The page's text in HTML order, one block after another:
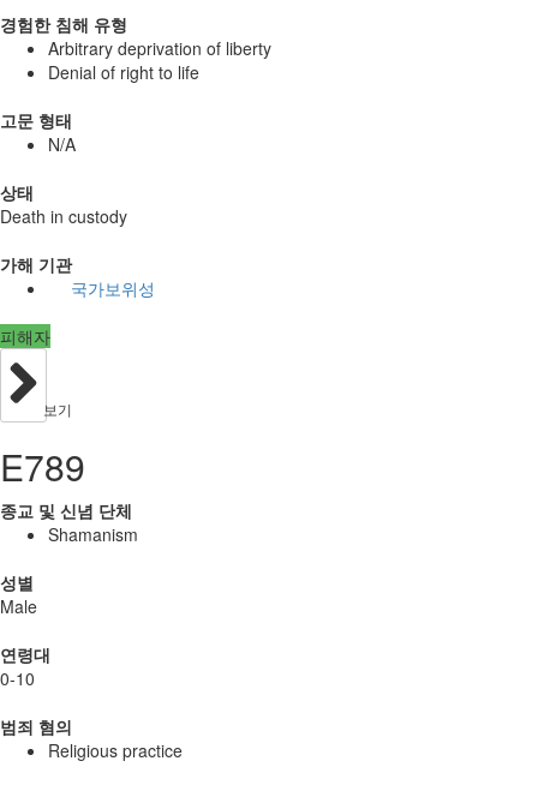
경험한 침해 유형
Arbitrary deprivation of liberty
Denial of right to life
고문 형태
N/A
상태
Death in custody
가해 기관
국가보위성
피해자
보기
E789
종교 및 신념 단체
Shamanism
성별
Male
연령대
0-10
범죄 혐의
Religious practice